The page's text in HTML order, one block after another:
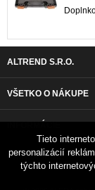
ALTREND S.R.O.
VŠETKO O NÁKUPE
PRIHLÁSENIE
Tieto
personalizácií
týchto